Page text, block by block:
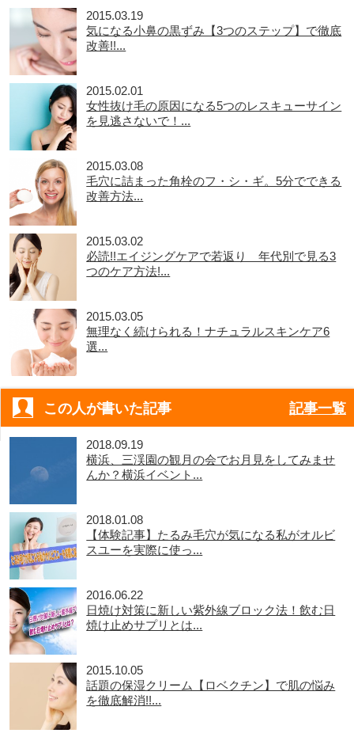
2015.03.19
気になる小鼻の黒ずみ【3つのステップ】で徹底
改善!!...
2015.02.01
女性抜け毛の原因になる5つのレスキューサイン
を見逃さないで！...
2015.03.08
毛穴に詰まった角栓のフ・シ・ギ。5分でできる
改善方法...
2015.03.02
必読!!エイジングケアで若返り 年代別で見る3
つのケア方法!...
2015.03.05
無理なく続けられる！ナチュラルスキンケア6
選...
この人が書いた記事 記事一覧
2018.09.19
横浜、三渓園の観月の会でお月見をしてみませ
んか？横浜イベント...
2018.01.08
【体験記事】たるみ毛穴が気になる私がオルビ
スユーを実際に使っ...
2016.06.22
日焼け対策に新しい紫外線ブロック法！飲む日
焼け止めサプリとは...
2015.10.05
話題の保湿クリーム【ロベクチン】で肌の悩み
を徹底解消!!...